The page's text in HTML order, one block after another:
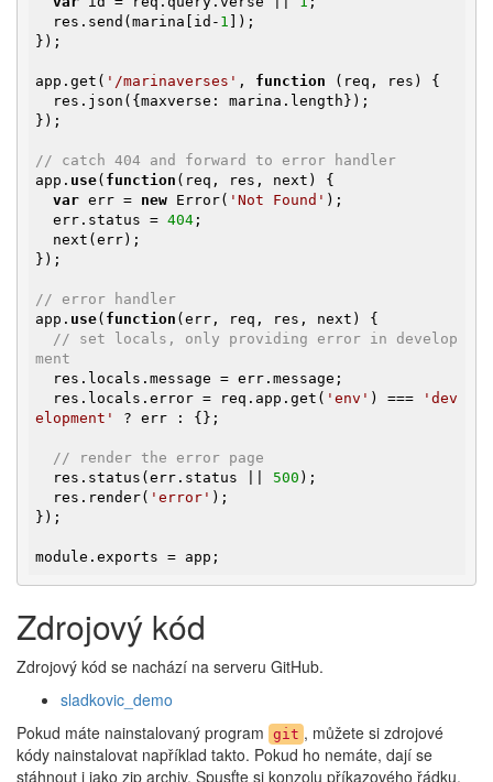
  res.send(marina[id-
1 ]);
});
app.get( '/marinaverses' , function (req, res)
{
});
// catch 404 and forward to error handler
app. use( function (req, res, next)
{
var err = new Error( 'Not Found' );
  err.status =
404 ;
});
// error handler
app. use( function (err, req, res, next)
{
// set locals, only providing error in develop
ment
  res.locals.error = req.app.get(
'env' ) ===
'dev
elopment'
? err : {};
// render the error page
  res.status(err.status ||
500 );
  res.render(
'error' );
});
module.exports = app;
Zdrojový kód
Zdrojový kód se nachází na serveru GitHub.
sladkovic_demo
Pokud máte nainstalovaný program git , můžete si zdrojové
kódy nainstalovat například takto. Pokud ho nemáte, dají se
stáhnout i jako zip archiv. Spusťte si konzolu příkazového řádku.